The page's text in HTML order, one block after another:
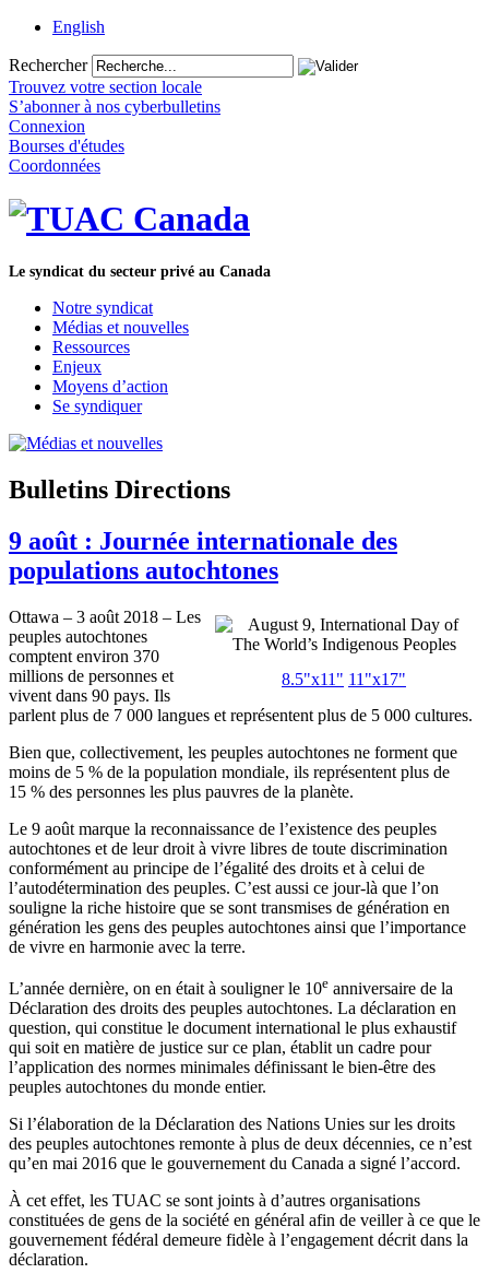
English
Rechercher
Trouvez votre section locale
S’abonner à nos cyberbulletins
Connexion
Bourses d'études
Coordonnées
Le syndicat du secteur privé au Canada
Notre syndicat
Médias et nouvelles
Ressources
Enjeux
Moyens d’action
Se syndiquer
Bulletins Directions
9 août : Journée internationale des
populations autochtones
8.5"x11" 11"x17"
Ottawa – 3 août 2018 – Les
peuples autochtones
comptent environ 370
millions de personnes et
vivent dans 90 pays. Ils
parlent plus de 7 000 langues et représentent plus de 5 000 cultures.
Bien que, collectivement, les peuples autochtones ne forment que
moins de 5 % de la population mondiale, ils représentent plus de
15 % des personnes les plus pauvres de la planète.
Le 9 août marque la reconnaissance de l’existence des peuples
autochtones et de leur droit à vivre libres de toute discrimination
conformément au principe de l’égalité des droits et à celui de
l’autodétermination des peuples. C’est aussi ce jour-là que l’on
souligne la riche histoire que se sont transmises de génération en
génération les gens des peuples autochtones ainsi que l’importance
de vivre en harmonie avec la terre.
L’année dernière, on en était à souligner le 10e anniversaire de la
Déclaration des droits des peuples autochtones. La déclaration en
question, qui constitue le document international le plus exhaustif
qui soit en matière de justice sur ce plan, établit un cadre pour
l’application des normes minimales définissant le bien-être des
peuples autochtones du monde entier.
Si l’élaboration de la Déclaration des Nations Unies sur les droits
des peuples autochtones remonte à plus de deux décennies, ce n’est
qu’en mai 2016 que le gouvernement du Canada a signé l’accord.
À cet effet, les TUAC se sont joints à d’autres organisations
constituées de gens de la société en général afin de veiller à ce que le
gouvernement fédéral demeure fidèle à l’engagement décrit dans la
déclaration.